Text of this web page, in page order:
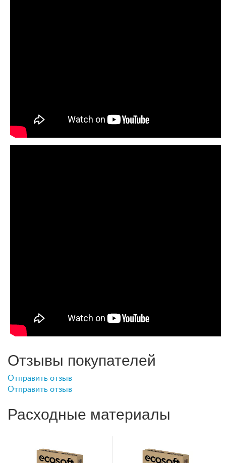
Отзывы покупателей
Отправить отзыв
Отправить отзыв
Расходные материалы